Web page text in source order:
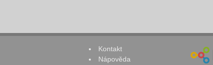
Kontakt
Nápověda